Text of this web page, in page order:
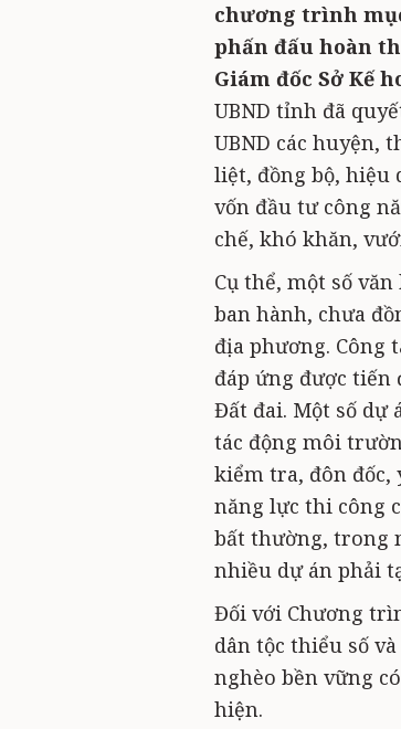
chương trình
phấn đấu hoàn
Giám đốc Sở Kế
UBND tỉnh đã
UBND các huyện,
liệt, đồng bộ, hiệu
vốn đầu tư công
chế, khó khăn,
Cụ thể, một số
ban hành, chưa
địa phương. Công
đáp ứng được tiến
Đất đai. Một số dự
tác động môi
kiểm tra, đôn đốc,
năng lực thi công
bất thường, trong
nhiều dự án phải
Đối với Chương
dân tộc thiểu số
nghèo bền vững
hiện.